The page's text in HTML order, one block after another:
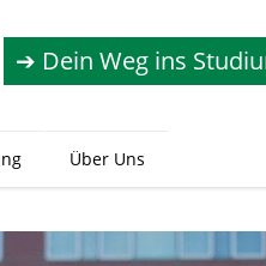
➔ Dein Weg ins
Über Uns
c
r
r